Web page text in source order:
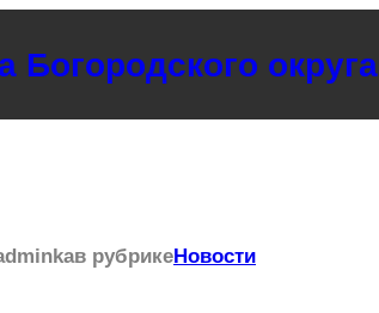
Богородского округа
в рубрикеНовости